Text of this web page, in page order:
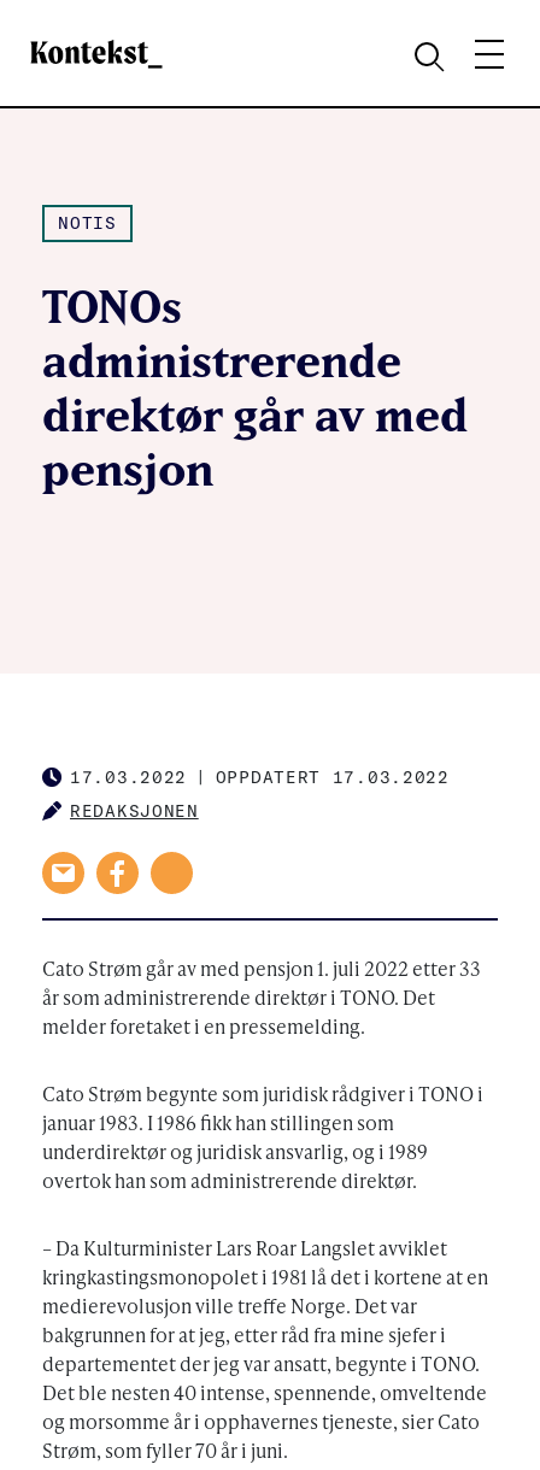
Kontekst
SØKMENY
NOTIS
TONOs
administrerende
direktør går av med
pensjon
PUBLISHED
17.03.2022 OPPDATERT 17.03.2022
AUTHOR
REDAKSJONEN
Cato Strøm går av med pensjon 1. juli 2022 etter 33
år som administrerende direktør i TONO. Det
melder foretaket i en pressemelding.
Cato Strøm begynte som juridisk rådgiver i TONO i
januar 1983. I 1986 fikk han stillingen som
underdirektør og juridisk ansvarlig, og i 1989
overtok han som administrerende direktør.
– Da Kulturminister Lars Roar Langslet avviklet
kringkastingsmonopolet i 1981 lå det i kortene at en
medierevolusjon ville treffe Norge. Det var
bakgrunnen for at jeg, etter råd fra mine sjefer i
departementet der jeg var ansatt, begynte i TONO.
Det ble nesten 40 intense, spennende, omveltende
og morsomme år i opphavernes tjeneste, sier Cato
Strøm, som fyller 70 år i juni.